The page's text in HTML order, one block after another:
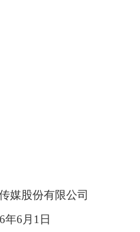
媒股份有限公司
年6月1日